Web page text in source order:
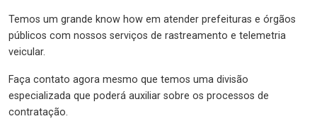
Temos um grande know how em atender prefeituras e órgãos
públicos com nossos serviços de rastreamento e telemetria
veicular.
Faça contato agora mesmo que temos uma divisão
especializada que poderá auxiliar sobre os processos de
contratação.